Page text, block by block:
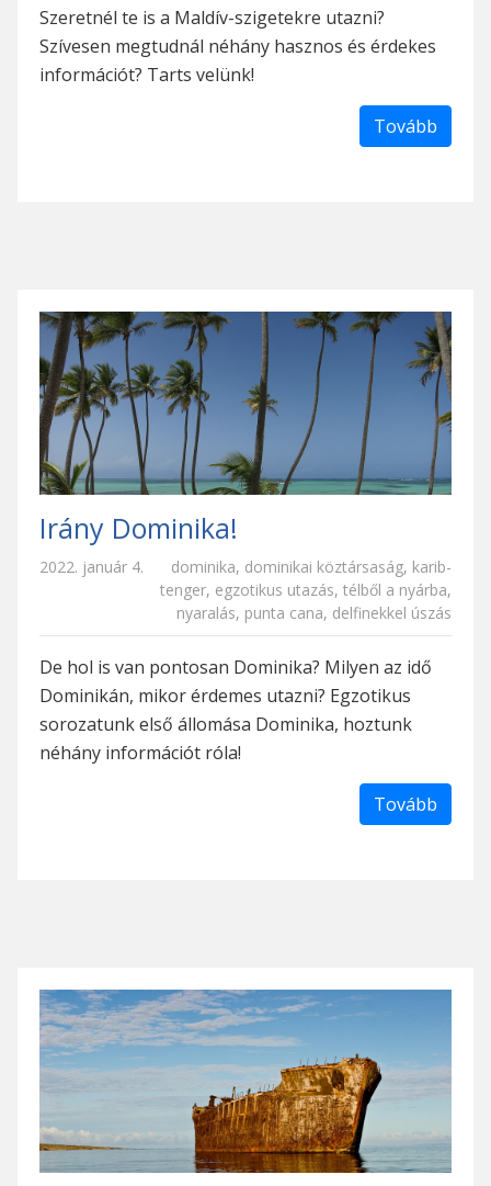
Szeretnél te is a Maldív-szigetekre utazni?
Szívesen megtudnál néhány hasznos és érdekes
információt? Tarts velünk!
Tovább
Irány Dominika!
2022. január 4. dominika, dominikai köztársaság, karib-
tenger, egzotikus utazás, télből a nyárba,
nyaralás, punta cana, delfinekkel úszás
De hol is van pontosan Dominika? Milyen az idő
Dominikán, mikor érdemes utazni? Egzotikus
sorozatunk első állomása Dominika, hoztunk
néhány információt róla!
Tovább